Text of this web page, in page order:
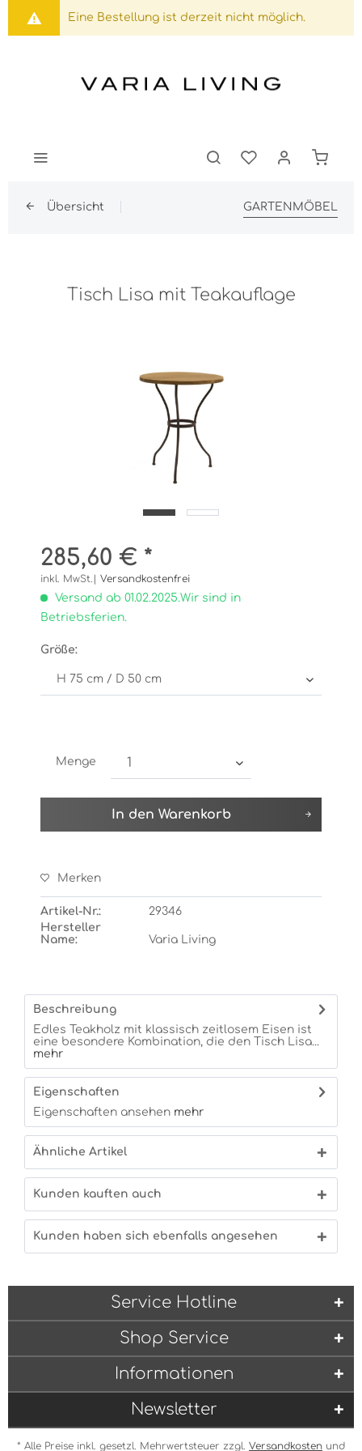
Eine Bestellung ist derzeit nicht möglich.
Übersicht GARTENMÖBEL
Tisch Lisa mit Teakauflage
285,60 € *
inkl. MwSt.| Versandkostenfrei
Versand ab 01.02.2025.Wir sind in
Betriebsferien.
Größe:
Menge
In den Warenkorb
Merken
Artikel-Nr.:
29346
Hersteller
Name:
Varia Living
Beschreibung
Edles Teakholz mit klassisch zeitlosem Eisen ist
eine besondere Kombination, die den Tisch Lisa...
mehr
Eigenschaften
Eigenschaften ansehen mehr
Ähnliche Artikel
Kunden kauften auch
Kunden haben sich ebenfalls angesehen
Service Hotline
Shop Service
Informationen
Newsletter
* Alle Preise inkl. gesetzl. Mehrwertsteuer zzgl. Versandkosten und